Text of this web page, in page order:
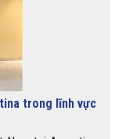
trong lĩnh vực